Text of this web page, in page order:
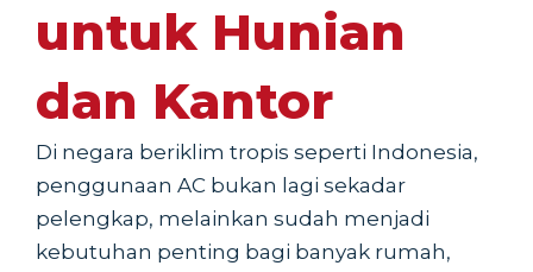
untuk Hunian
dan Kantor
Di negara beriklim tropis seperti Indonesia,
penggunaan AC bukan lagi sekadar
pelengkap, melainkan sudah menjadi
kebutuhan penting bagi banyak rumah,